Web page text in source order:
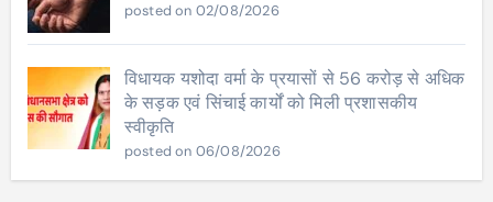
posted on 02/08/2026
विधायक यशोदा वर्मा के प्रयासों से 56 करोड़ से अधिक
के सड़क एवं सिंचाई कार्यों को मिली प्रशासकीय
स्वीकृति
posted on 06/08/2026